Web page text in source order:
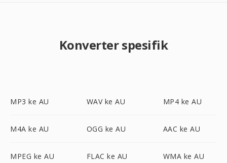
Konverter spesifik
MP3 ke AU WAV ke AU MP4 ke AU
M4A ke AU OGG ke AU AAC ke AU
MPEG ke AU FLAC ke AU WMA ke AU